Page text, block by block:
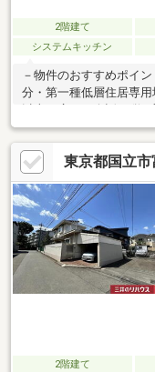
2階建て
システムキッチン
－物件のおすすめポイ
分・第一種低層住居専
背面にパントリー有・
ケーションを育むリビ
ニー設置・駐車スペー
室換気乾燥機・宅配ボ
300m)■ ご希望の住ま
物件の詳細・ご相談はお
東京都国立
2階建て